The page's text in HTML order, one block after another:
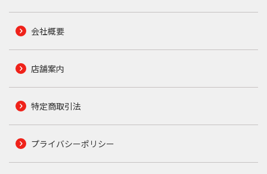
会社概要
店舗案内
特定商取引法
プライバシーポリシー